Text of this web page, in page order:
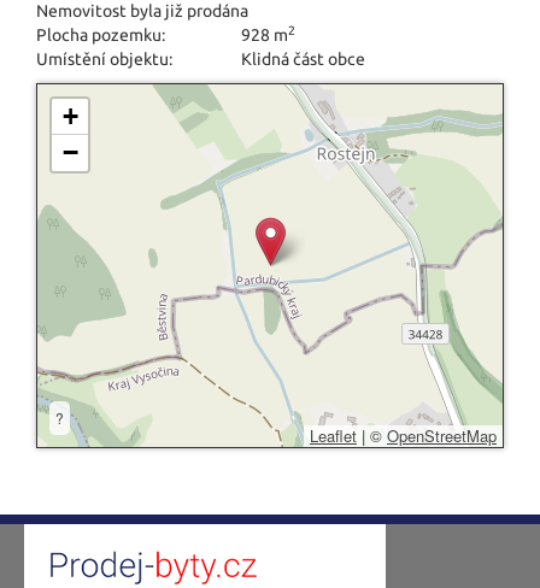
Nemovitost byla již prodána
Plocha pozemku:
928 m2
Umístění objektu: Klidná část obce
+
−
?
Leaflet | © OpenStreetMap